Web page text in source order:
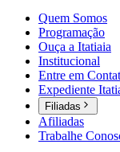
Quem Somos
Programação
Ouça a Itatiaia
Institucional
Entre em
Expediente
Filiadas
Afiliadas
Trabalhe